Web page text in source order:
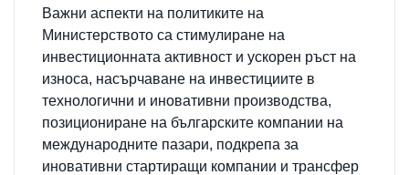
Важни аспекти на политиките на
Министерството са стимулиране на
инвестиционната активност и ускорен ръст на
износа, насърчаване на инвестициите в
технологични и иновативни производства,
позициониране на българските компании на
международните пазари, подкрепа за
иновативни стартиращи компании и трансфер